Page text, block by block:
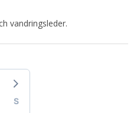
vandringsleder.
S